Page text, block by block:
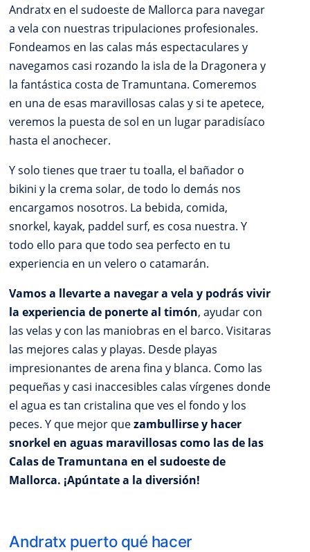
Andratx en el sudoeste de Mallorca para navegar
a vela con nuestras tripulaciones profesionales.
Fondeamos en las calas más espectaculares y
navegamos casi rozando la isla de la Dragonera y
la fantástica costa de Tramuntana. Comeremos
en una de esas maravillosas calas y si te apetece,
veremos la puesta de sol en un lugar paradisíaco
hasta el anochecer.
Y solo tienes que traer tu toalla, el bañador o
bikini y la crema solar, de todo lo demás nos
encargamos nosotros. La bebida, comida,
snorkel, kayak, paddel surf, es cosa nuestra. Y
todo ello para que todo sea perfecto en tu
experiencia en un velero o catamarán.
Vamos a llevarte a navegar a vela y podrás vivir
la experiencia de ponerte al timón, ayudar con
las velas y con las maniobras en el barco. Visitaras
las mejores calas y playas. Desde playas
impresionantes de arena fina y blanca. Como las
pequeñas y casi inaccesibles calas vírgenes donde
el agua es tan cristalina que ves el fondo y los
peces. Y que mejor quezambullirse y hacer
snorkel en aguas maravillosas como las de las
Calas de Tramuntana en el sudoeste de
Mallorca. ¡Apúntate a la diversión!
Andratx puerto qué hacer